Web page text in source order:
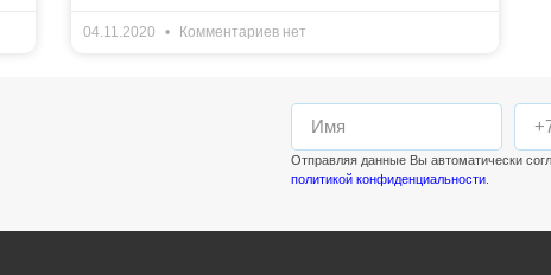
04.11.2020 Комментариев нет
Отправляя данные Вы автоматически
политикой конфиденциальности.